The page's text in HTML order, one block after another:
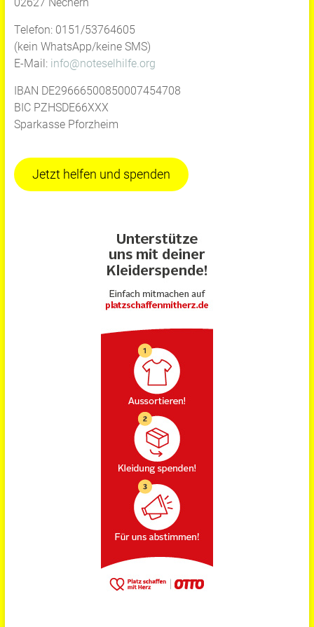
Telefon: 0151/53764605
(kein WhatsApp/keine SMS)
E-Mail: info@noteselhilfe.org
IBAN DE29666500850007454708
BIC PZHSDE66XXX
Sparkasse Pforzheim
Jetzt helfen und spenden